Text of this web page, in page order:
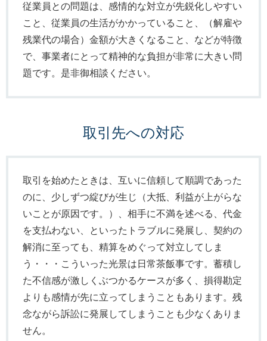
従業員との問題は、感情的な対立が先鋭化しやすい
こと、従業員の生活がかかっていること、（解雇や
残業代の場合）金額が大きくなること、などが特徴
で、事業者にとって精神的な負担が非常に大きい問
題です。是非御相談ください。
取引先への対応
取引を始めたときは、互いに信頼して順調であった
のに、少しずつ綻びが生じ（大抵、利益が上がらな
いことが原因です。）、相手に不満を述べる、代金
を支払わない、といったトラブルに発展し、契約の
解消に至っても、精算をめぐって対立してしま
う・・・こういった光景は日常茶飯事です。蓄積し
た不信感が激しくぶつかるケースが多く、損得勘定
よりも感情が先に立ってしまうこともあります。残
念ながら訴訟に発展してしまうことも少なくありま
せん。